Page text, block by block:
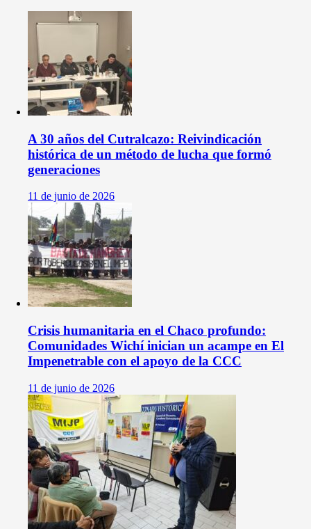
A 30 años del Cutralcazo: Reivindicación
histórica de un método de lucha que formó
generaciones
11 de junio de 2026
Crisis humanitaria en el Chaco profundo:
Comunidades Wichí inician un acampe en El
Impenetrable con el apoyo de la CCC
11 de junio de 2026